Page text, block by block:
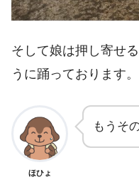
そして娘は押し寄せ
うに踊っております。
ほひょ
もうそ